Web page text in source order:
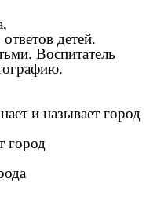
детей.
Воспитатель
и называет город
город